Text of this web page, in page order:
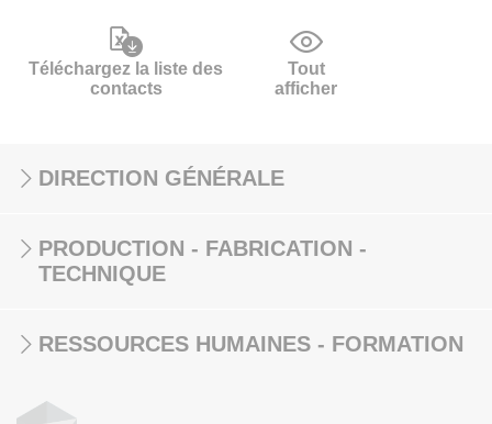
Téléchargez la liste des
contacts
Tout
afficher
DIRECTION GÉNÉRALE
PRODUCTION - FABRICATION -
TECHNIQUE
RESSOURCES HUMAINES - FORMATION